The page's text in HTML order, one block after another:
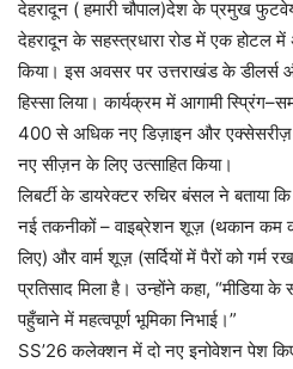
देहरादून ( हमारी चौपाल)देश के प्रमुख
देहरादून के सहस्त्रधारा रोड में एक होटल में
किया। इस अवसर पर उत्तराखंड के डीलर्स
हिस्सा लिया। कार्यक्रम में आगामी
400 से अधिक नए डिज़ाइन और एक्सेसरीज़
नए सीज़न के लिए उत्साहित किया।
लिबर्टी के डायरेक्टर रुचिर बंसल ने बताया
नई तकनीकों – वाइब्रेशन शूज़ (थकान कम
लिए) और वार्म शूज़ (सर्दियों में पैरों को गर्म
प्रतिसाद मिला है। उन्होंने कहा, “मीडिया
पहुँचाने में महत्वपूर्ण भूमिका निभाई।”
SS’26 कलेक्शन में दो नए इनोवेशन पेश